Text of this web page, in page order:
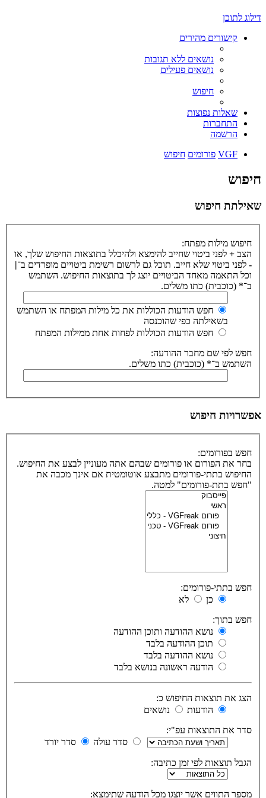
דילוג לתוכן
קישורים מהירים
נושאים ללא תגובות
נושאים פעילים
חיפוש
שאלות נפוצות
התחברות
הרשמה
VGF פורומים חיפוש
חיפוש
שאילתת חיפוש
חיפוש מילות מפתח:
הצב + לפני ביטוי שחייב להימצא ולהיכלל בתוצאות החיפוש שלך, או
- לפני ביטוי שלא חייב. תוכל גם לרשום רשימת ביטויים מופרדים ב־|
וכל התאמה מאחד הביטויים יוצג לך בתוצאות החיפוש. השתמש
ב־* (כוכבית) כתו משלים.
חפש הודעות הכוללות את כל מילות המפתח או השתמש
בשאילתה כפי שהוכנסה
חפש הודעות הכוללות לפחות אחת ממילות המפתח
חפש לפי שם מחבר ההודעה:
השתמש ב־* (כוכבית) כתו משלים.
אפשרויות חיפוש
חפש בפורומים:
בחר את הפורום או פורומים שבהם אתה מעוניין לבצע את החיפוש.
החיפוש בתתי-פורומים מתבצע אוטומטית אם אינך מכבה את
"חפש בתת-פורומים" למטה.
חפש בתתי-פורומים:
כן
לא
חפש בתוך:
נושא ההודעה ותוכן ההודעה
תוכן ההודעה בלבד
נושא ההודעה בלבד
הודעה ראשונה בנושא בלבד
הצג את תוצאות החיפוש כ:
הודעות
נושאים
סדר את התוצאות עפ"י:
סדר עולה
סדר יורד
הגבל תוצאות לפי זמן כתיבה:
מספר התווים אשר יוצגו מכל הודעה שתימצא: